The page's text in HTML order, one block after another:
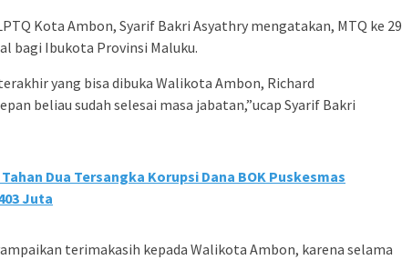
Kota Ambon, Syarif Bakri Asyathry mengatakan, MTQ ke 29
bagi Ibukota Provinsi Maluku.
yang bisa dibuka Walikota Ambon, Richard
beliau sudah selesai masa jabatan,”ucap Syarif Bakri
Dua Tersangka Korupsi Dana BOK Puskesmas
Juta
terimakasih kepada Walikota Ambon, karena selama